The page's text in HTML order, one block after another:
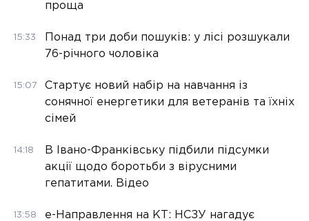
проща
15:33
Понад три доби пошуків: у лісі розшукали
76-річного чоловіка
15:07
Стартує новий набір на навчання із
сонячної енергетики для ветеранів та їхніх
сімей
14:18
В Івано-Франківську підбили підсумки
акції щодо боротьби з вірусними
гепатитами. Відео
13:58
е-Направлення на КТ: НСЗУ нагадує